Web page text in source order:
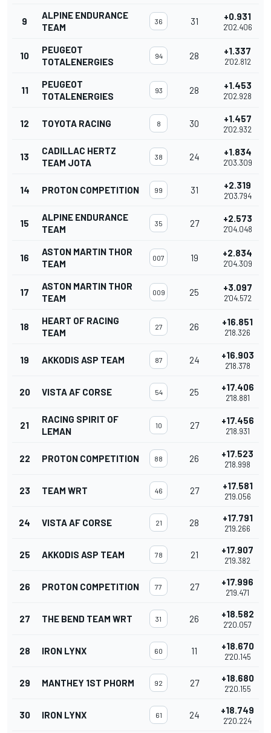
9
ALPINE ENDURANCE
TEAM
36 31 +0.931
2'02.406
10
PEUGEOT
TOTALENERGIES
94 28 +1.337
2'02.812
11
PEUGEOT
TOTALENERGIES
93 28 +1.453
2'02.928
12 TOYOTA RACING 8 30 +1.457
2'02.932
13
CADILLAC HERTZ
TEAM JOTA
38 24 +1.834
2'03.309
14 PROTON COMPETITION 99 31 +2.319
2'03.794
15
ALPINE ENDURANCE
TEAM
35 27 +2.573
2'04.048
16
ASTON MARTIN THOR
TEAM
007 19 +2.834
2'04.309
17
ASTON MARTIN THOR
TEAM
009 25 +3.097
2'04.572
18
HEART OF RACING
TEAM
27 26 +16.851
2'18.326
19 AKKODIS ASP TEAM 87 24 +16.903
2'18.378
20 VISTA AF CORSE 54 25 +17.406
2'18.881
21
RACING SPIRIT OF
LEMAN
10 27 +17.456
2'18.931
22 PROTON COMPETITION 88 26 +17.523
2'18.998
23 TEAM WRT 46 27 +17.581
2'19.056
24 VISTA AF CORSE 21 28 +17.791
2'19.266
25 AKKODIS ASP TEAM 78 21 +17.907
2'19.382
26 PROTON COMPETITION 77 27 +17.996
2'19.471
27 THE BEND TEAM WRT 31 26 +18.582
2'20.057
28 IRON LYNX 60 11 +18.670
2'20.145
29 MANTHEY 1ST PHORM 92 27 +18.680
2'20.155
30 IRON LYNX 61 24 +18.749
2'20.224